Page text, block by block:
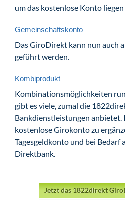
um das kostenlose Konto
Gemeinschaftskonto
Das GiroDirekt kann nun auch
geführt werden.
Kombiprodukt
Kombinationsmöglichkeiten
gibt es viele, zumal die
Bankdienstleistungen anbietet.
kostenlose Girokonto zu
Tagesgeldkonto und bei Bedarf
Direktbank.
Jetzt das 1822direkt